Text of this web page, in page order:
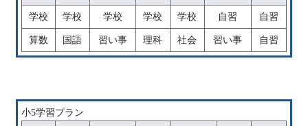
学校 学校 学校 学校 学校 自習 自習
算数 国語 習い事 理科 社会 習い事 自習
小5学習プラン